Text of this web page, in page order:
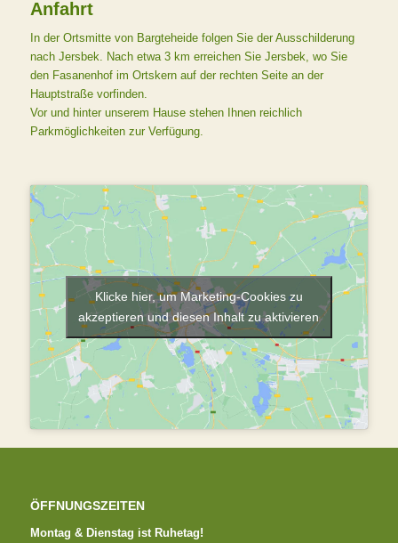
Anfahrt
In der Ortsmitte von Bargteheide folgen Sie der Ausschilderung
nach Jersbek. Nach etwa 3 km erreichen Sie Jersbek, wo Sie
den Fasanenhof im Ortskern auf der rechten Seite an der
Hauptstraße vorfinden.
Vor und hinter unserem Hause stehen Ihnen reichlich
Parkmöglichkeiten zur Verfügung.
Klicke hier, um Marketing-Cookies zu
akzeptieren und diesen Inhalt zu aktivieren
ÖFFNUNGSZEITEN
Montag & Dienstag ist Ruhetag!